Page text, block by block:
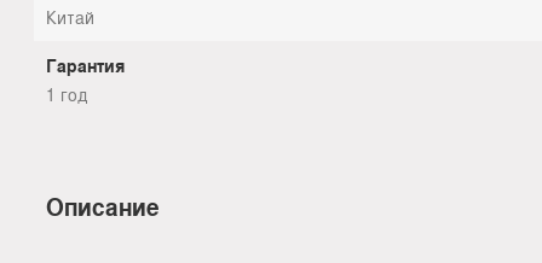
Китай
Гарантия
1 год
Описание